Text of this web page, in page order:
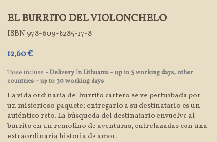
EL BURRITO DEL VIOLONCHELO
ISBN 978-609-8285-17-8
12,60 €
Tasse incluse
Delivery In Lithuania – up to 3 working days, other
countries – up to 30 working days
La vida ordinaria del burrito cartero se ve perturbada por
un misterioso paquete; entregarlo a su destinatario es un
auténtico reto. La búsqueda del destinatario envuelve al
burrito en un remolino de aventuras, entrelazadas con una
extraordinaria historia de amor.